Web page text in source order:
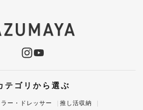
テゴリから選ぶ
ラー・ドレッサー
推し活収納